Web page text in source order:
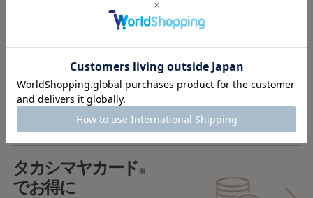
返品OK
一部商品を除き、
返品することが可能です
タカシマヤカード※
でお得に